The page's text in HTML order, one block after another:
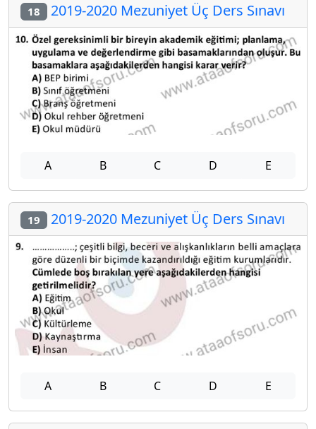
18 2019-2020 Mezuniyet Üç Ders Sınavı
A B C D E
19 2019-2020 Mezuniyet Üç Ders Sınavı
A B C D E